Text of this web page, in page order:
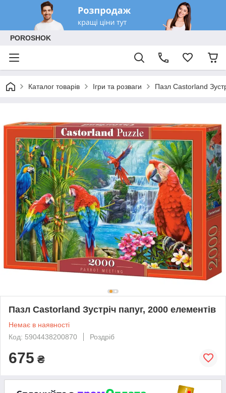
POROSHOK
Каталог товарів Ігри та розваги Пазл Castorland
Пазл Castorland Зустріч папуг, 2000 елементів
Немає в наявності
Код: 5904438200870
Роздріб
675 ₴